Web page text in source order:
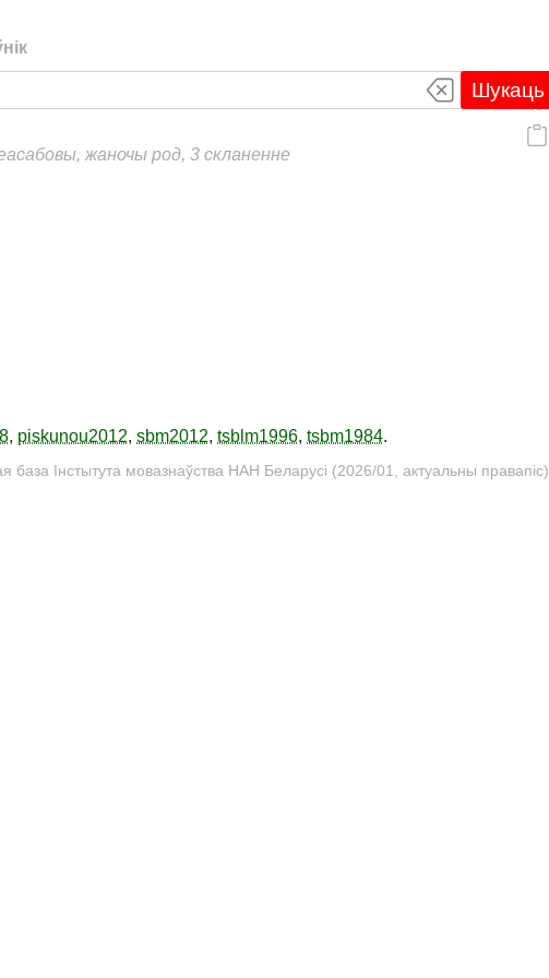
Шукаць
жаночы род, 3 скланенне
, piskunou2012, sbm2012, tsblm1996, tsbm1984.
база Інстытута мовазнаўства НАН Беларусі (2026/01, актуальны правапіс)